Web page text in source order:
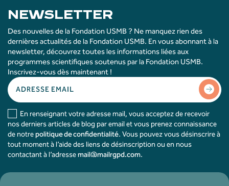
NEWSLETTER
Des nouvelles de la Fondation USMB ? Ne manquez rien des
dernières actualités de la Fondation USMB. En vous abonnant à la
newsletter, découvrez toutes les informations liées aux
programmes scientifiques soutenus par la Fondation USMB.
Inscrivez-vous dès maintenant !
En renseignant votre adresse mail, vous acceptez de recevoir
nos derniers articles de blog par email et vous prenez connaissance
de notrepolitique de confidentialité. Vous pouvez vous désinscrire à
tout moment à l’aide des liens de désinscription ou en nous
contactant à l’adressemail@mailrgpd.com.